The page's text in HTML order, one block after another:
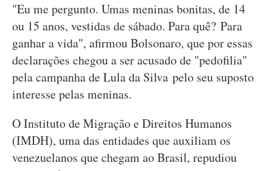
"Eu me pergunto. Umas meninas bonitas, de 14
ou 15 anos, vestidas de sábado. Para quê? Para
ganhar a vida", afirmou Bolsonaro, que por essas
declarações chegou a ser acusado de "pedofilia"
pela campanha de Lula da Silva pelo seu suposto
interesse pelas meninas.
O Instituto de Migração e Direitos Humanos
(IMDH), uma das entidades que auxiliam os
venezuelanos que chegam ao Brasil, repudiou